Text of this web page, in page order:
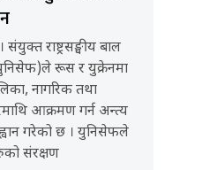
राष्ट्रसङ्घीय बाल
रूस र युक्रेनमा
नागरिक तथा
आक्रमण गर्न अन्त्य
गरेको छ । युनिसेफले
संरक्षण